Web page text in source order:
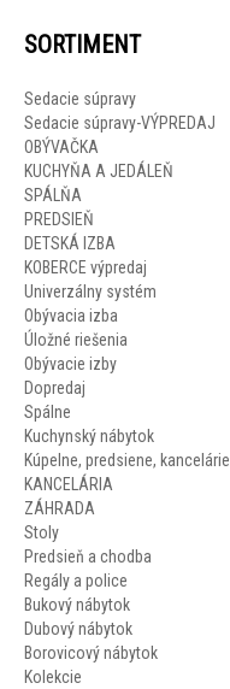
SORTIMENT
Sedacie súpravy
Sedacie súpravy-VÝPREDAJ
OBÝVAČKA
KUCHYŇA A JEDÁLEŇ
SPÁLŇA
PREDSIEŇ
DETSKÁ IZBA
KOBERCE výpredaj
Univerzálny systém
Obývacia izba
Úložné riešenia
Obývacie izby
Dopredaj
Spálne
Kuchynský nábytok
Kúpelne, predsiene, kancelárie
KANCELÁRIA
ZÁHRADA
Stoly
Predsieň a chodba
Regály a police
Bukový nábytok
Dubový nábytok
Borovicový nábytok
Kolekcie